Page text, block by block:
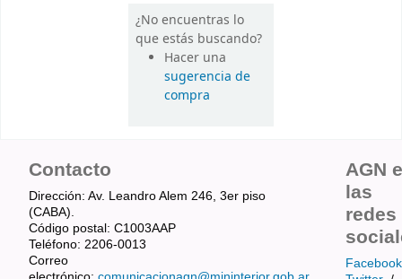
¿No encuentras lo
que estás buscando?
Hacer una
sugerencia de
compra
Contacto
Dirección: Av. Leandro Alem 246, 3er piso
(CABA).
Código postal: C1003AAP
Teléfono: 2206-0013
Correo
AGN
las
redes
Facebook